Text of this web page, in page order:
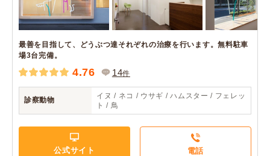
最善を目指して、どうぶつ達それぞれの治療を行います。無料駐車
場3台完備。
4.76 14件
診察動物
イヌ / ネコ / ウサギ / ハムスター / フェレッ
ト / 鳥
公式サイト 電話